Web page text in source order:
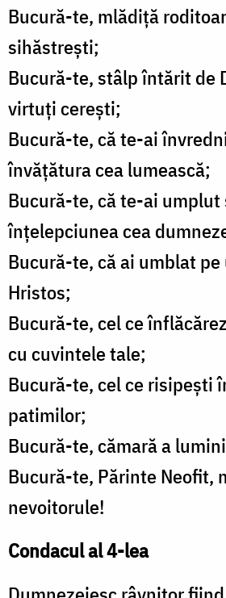
Bucură-te, mlădiță
sihăstrești;
Bucură-te, stâlp întărit de
virtuți cerești;
Bucură-te, că te-ai
învățătura cea lumească;
Bucură-te, că te-ai umplut
înțelepciunea cea
Bucură-te, că ai umblat
Hristos;
Bucură-te, cel ce
cu cuvintele tale;
Bucură-te, cel ce risipești
patimilor;
Bucură-te, cămară a
Bucură-te, Părinte Neofit,
nevoitorule!
Condacul al 4-lea